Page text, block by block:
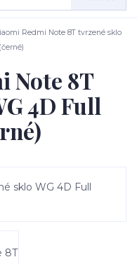
Redmi Note 8T tvrzené sklo
Note 8T
4D Full